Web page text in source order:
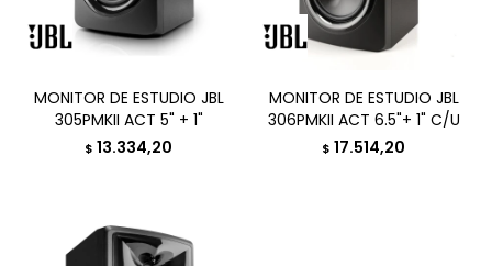
MONITOR DE ESTUDIO JBL
305PMKII ACT 5" + 1"
$ 13.334,20
MONITOR DE ESTUDIO JBL
306PMKII ACT 6.5"+ 1" C/U
$ 17.514,20